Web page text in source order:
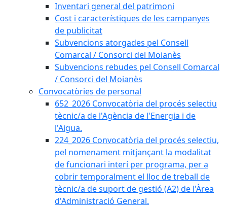
Inventari general del patrimoni
Cost i característiques de les campanyes
de publicitat
Subvencions atorgades pel Consell
Comarcal / Consorci del Moianès
Subvencions rebudes pel Consell Comarcal
/ Consorci del Moianès
Convocatòries de personal
652_2026 Convocatòria del procés selectiu
tècnic/a de l'Agència de l'Energia i de
l'Aigua.
224_2026 Convocatòria del procés selectiu,
pel nomenament mitjançant la modalitat
de funcionari interí per programa, per a
cobrir temporalment el lloc de treball de
tècnic/a de suport de gestió (A2) de l'Àrea
d'Administració General.